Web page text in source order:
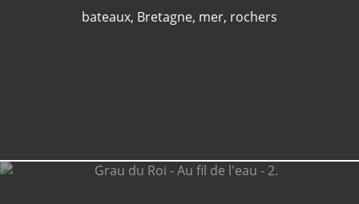
bateaux, Bretagne, mer, rochers